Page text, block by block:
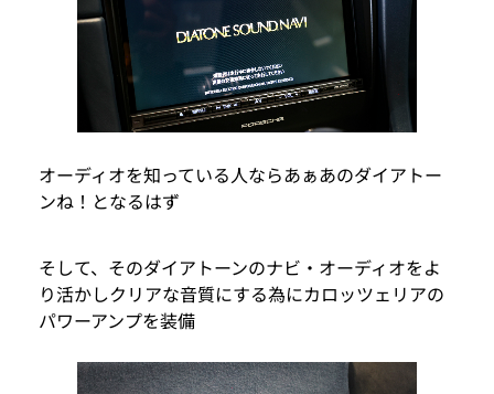
オーディオを知っている人ならあぁあのダイアトー
ンね！となるはず
そして、そのダイアトーンのナビ・オーディオをよ
り活かしクリアな音質にする為にカロッツェリアの
パワーアンプを装備